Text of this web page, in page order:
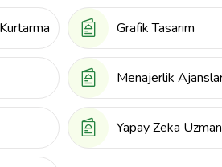
Grafik Tasarım
Menajerlik
Yapay Zeka